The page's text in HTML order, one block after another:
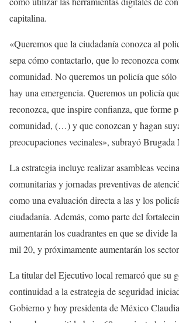
capitalina.
«Queremos que la ciudadanía conozca al
sepa cómo contactarlo, que lo reconozca
comunidad. No queremos un policía que sólo
hay una emergencia. Queremos un policía
reconozca, que inspire confianza, que forme
comunidad, (…) y que conozcan y hagan
preocupaciones vecinales», subrayó
La estrategia incluye realizar asambleas
comunitarias y jornadas preventivas de
como una evaluación directa a las y los
ciudadanía. Además, como parte del
aumentarán los cuadrantes en que se divide
mil 20, y próximamente aumentarán los
La titular del Ejecutivo local remarcó que su
continuidad a la estrategia de seguridad
Gobierno y hoy presidenta de México